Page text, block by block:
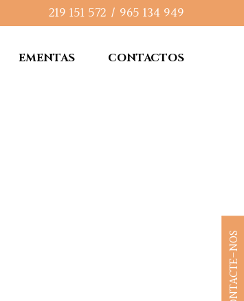
219 151 572 / 965 134 949
EMENTAS CONTACTOS
CONTACTE-NOS